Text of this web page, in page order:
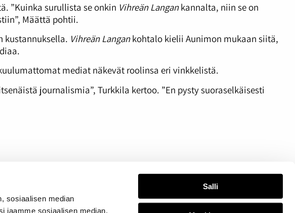
sosiaalisen median
jaamme sosiaalisen median,
Salli
”Kuinka surullista se onkin Vihreän Langankannalta, niin se on
Määttä pohtii.
kustannuksella. Vihreän Langankohtalo kielii Aunimon mukaan siitä,
mediat näkevät roolinsa eri vinkkelistä.
journalismia”, Turkkila kertoo. ”En pysty suoraselkäisesti
pahalta näyttää, ettei poliittisia lehtiä haluta pitää elossa”